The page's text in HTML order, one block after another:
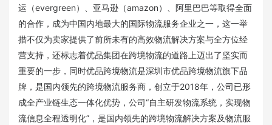
运（evergreen）、亚马逊（amazon）、阿里巴巴等取得全面
的合作，成为中国内地最大的国际物流服务企业之一，这一举
措不仅为卖家提供了前所未有的高效物流解决方案与全方位经
营支持，还标志着优品集团在跨境物流的道路上迈出了坚实而
重要的一步，同时优品跨境物流是深圳市优品跨境物流旗下品
牌，是国内领先的跨境物流服务商，创立于2018年，公司已形
成全产业链生态一体化优势，公司“自主研发物流系统，实现物
流信息全程透明化”，是国内领先的跨境物流解决方案及物流服